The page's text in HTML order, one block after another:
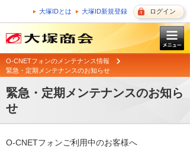
大塚IDとは 大塚ID新規登録 ログイン
O-CNETフォンのメンテナンス情報
緊急・定期メンテナンスのお知らせ
緊急・定期メンテナンスのお知ら
せ
O-CNETフォンご利用中のお客様へ